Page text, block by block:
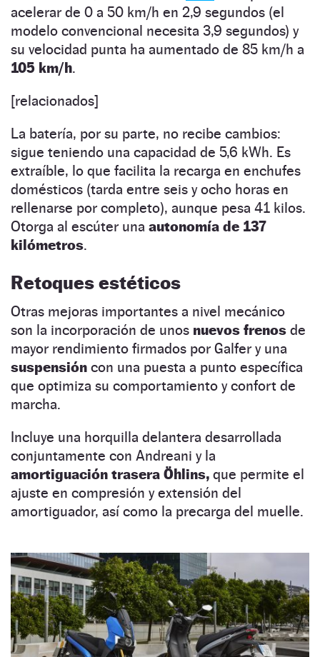
acelerar de 0 a 50 km/h en 2,9 segundos (el
modelo convencional necesita 3,9 segundos) y
su velocidad punta ha aumentado de 85 km/h a
105 km/h.
[relacionados]
La batería, por su parte, no recibe cambios:
sigue teniendo una capacidad de 5,6 kWh. Es
extraíble, lo que facilita la recarga en enchufes
domésticos (tarda entre seis y ocho horas en
rellenarse por completo), aunque pesa 41 kilos.
Otorga al escúter una autonomía de 137
kilómetros.
Retoques estéticos
Otras mejoras importantes a nivel mecánico
son la incorporación de unos nuevos frenos de
mayor rendimiento firmados por Galfer y una
suspensión con una puesta a punto específica
que optimiza su comportamiento y confort de
marcha.
Incluye una horquilla delantera desarrollada
conjuntamente con Andreani y la
amortiguación trasera Öhlins, que permite el
ajuste en compresión y extensión del
amortiguador, así como la precarga del muelle.